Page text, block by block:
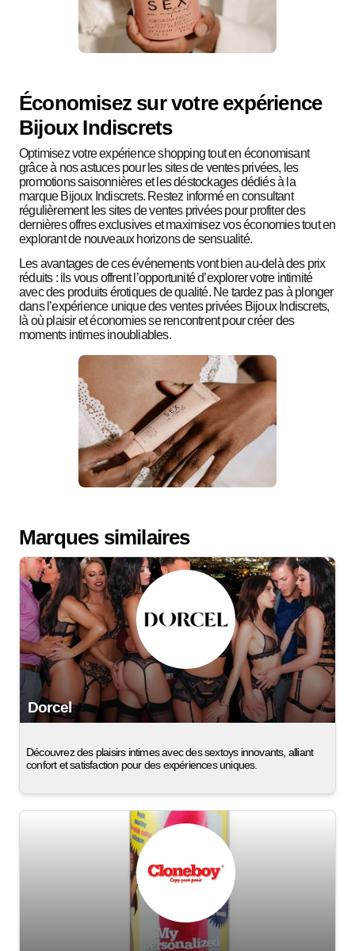
Économisez sur votre expérience
Bijoux Indiscrets
Optimisez votre expérience shopping tout en économisant
grâce à nos astuces pour les sites de ventes privées, les
promotions saisonnières et les déstockages dédiés à la
marque Bijoux Indiscrets. Restez informé en consultant
régulièrement les sites de ventes privées pour profiter des
dernières offres exclusives et maximisez vos économies tout en
explorant de nouveaux horizons de sensualité.
Les avantages de ces événements vont bien au-delà des prix
réduits : ils vous offrent l’opportunité d’explorer votre intimité
avec des produits érotiques de qualité. Ne tardez pas à plonger
dans l’expérience unique des ventes privées Bijoux Indiscrets,
là où plaisir et économies se rencontrent pour créer des
moments intimes inoubliables.
Marques similaires
Dorcel
Découvrez des plaisirs intimes avec des sextoys innovants, alliant
confort et satisfaction pour des expériences uniques.